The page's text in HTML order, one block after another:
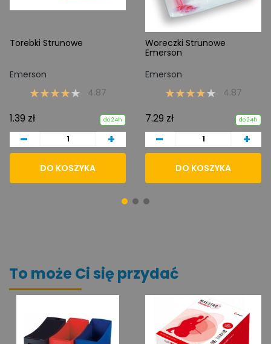
Torebki Strunowe
Emerson
4.87
1.39 zł do 24h
- +
DO KOSZYKA
Woreczki Strunowe
Emerson
Emerson
4.87
7.29 zł do 24h
- +
DO KOSZYKA
To może Ci się przydać